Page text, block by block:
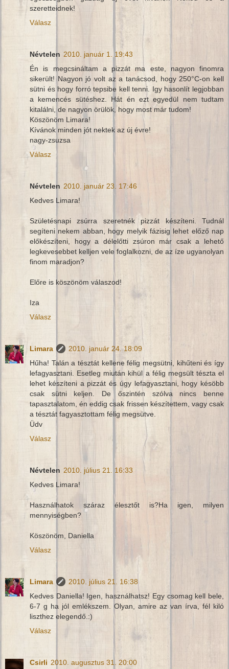
szeretteidnek!
Válasz
Névtelen 2010. január 1. 19:43
Én is megcsináltam a pizzát ma este, nagyon finomra
sikerült! Nagyon jó volt az a tanácsod, hogy 250°C-on kell
sütni és hogy forró tepsibe kell tenni. Igy hasonlít legjobban
a kemencés sütéshez. Hát én ezt egyedül nem tudtam
kitalálni, de nagyon örülök, hogy most már tudom!
Köszönöm Limara!
Kívánok minden jót nektek az új évre!
nagy-zsuzsa
Válasz
Névtelen 2010. január 23. 17:46
Kedves Limara!
Születésnapi zsúrra szeretnék pizzát készíteni. Tudnál
segíteni nekem abban, hogy melyik fázisig lehet előző nap
előkészíteni, hogy a délelőtti zsúron már csak a lehető
legkevesebbet kelljen vele foglalkozni, de az íze ugyanolyan
finom maradjon?
Előre is köszönöm válaszod!
Iza
Válasz
Limara
2010. január 24. 18:09
Hűha! Talán a tésztát kellene félig megsütni, kihűteni és így
lefagyasztani. Esetleg miután kihül a félig megsült tészta el
lehet készíteni a pizzát és úgy lefagyasztani, hogy késöbb
csak sütni keljen. De őszintén szólva nincs benne
tapasztalatom, én eddig csak frissen készítettem, vagy csak
a tésztát fagyasztottam félig megsütve.
Üdv
Válasz
Névtelen 2010. július 21. 16:33
Kedves Limara!
Használhatok száraz élesztőt is?Ha igen, milyen
mennyiségben?
Köszönöm, Daniella
Válasz
Limara
2010. július 21. 16:38
Kedves Daniella! Igen, használhatsz! Egy csomag kell bele,
6-7 g ha jól emlékszem. Olyan, amire az van írva, fél kiló
liszthez elegendő.:)
Válasz
Csirli 2010. augusztus 31. 20:00